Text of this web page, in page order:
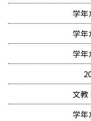
学年
学年
学年
文教
学年